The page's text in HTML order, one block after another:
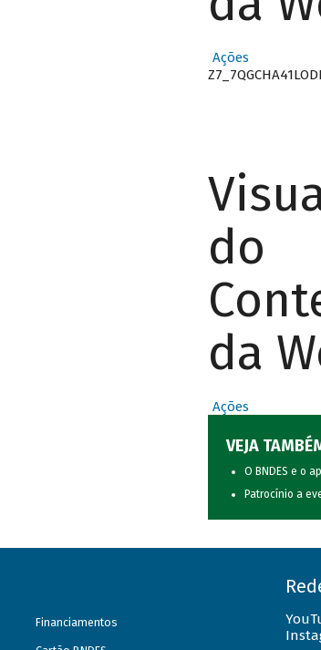
Ações
do
da
Ações
VEJA
O BNDES e o
Patrocínio a
Financiamentos